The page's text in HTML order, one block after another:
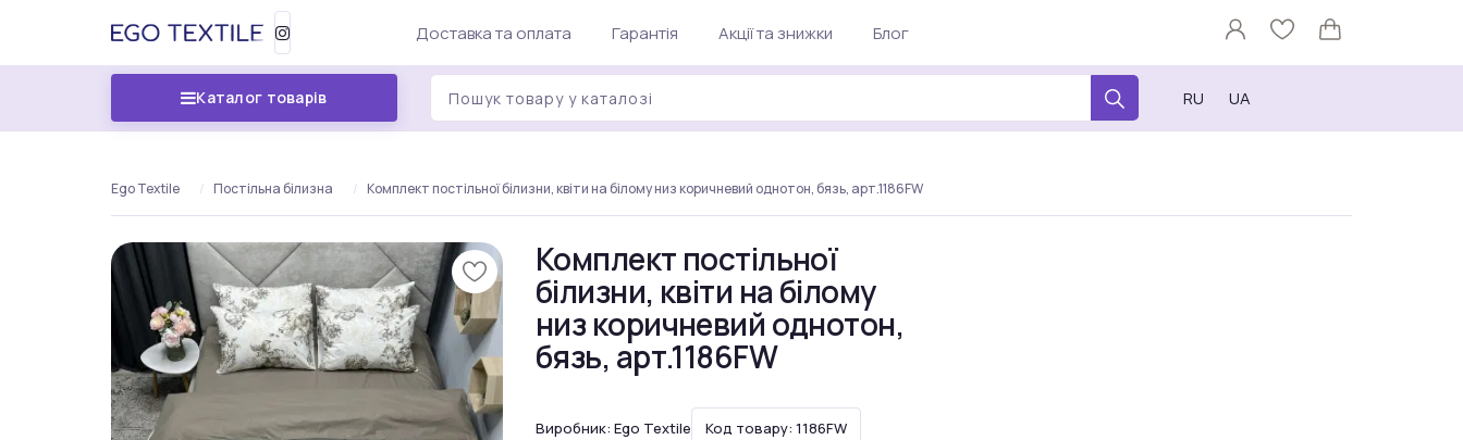
Доставка та оплата Гарантія Акції та знижки Блог
Каталог товарів RU UA
Ego Textile Постільна білизна Комплект постільної білизни, квіти на білому низ коричневий однотон, бязь, арт.1186FW
Комплект постільної
білизни, квіти на білому
низ коричневий однотон,
бязь, арт.1186FW
Виробник: Ego Textile Код товару: 1186FW